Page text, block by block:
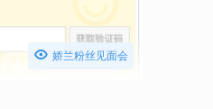
 娇兰粉丝见面会